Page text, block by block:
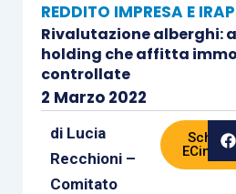
REDDITO IMPRESA E IRAP
Rivalutazione alberghi:
holding che affitta
controllate
2 Marzo 2022
di Lucia
Recchioni –
Comitato